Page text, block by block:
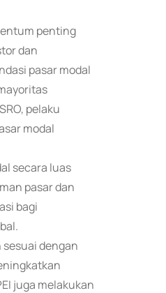
penting
dan
pasar modal
pelaku
modal
secara luas
pasar dan
bagi
dengan
juga melakukan